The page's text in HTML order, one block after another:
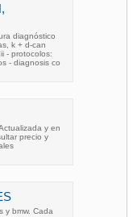
diagnóstico
k + d-can
- protocolos:
- diagnosis co
y en
precio y
y bmw. Cada